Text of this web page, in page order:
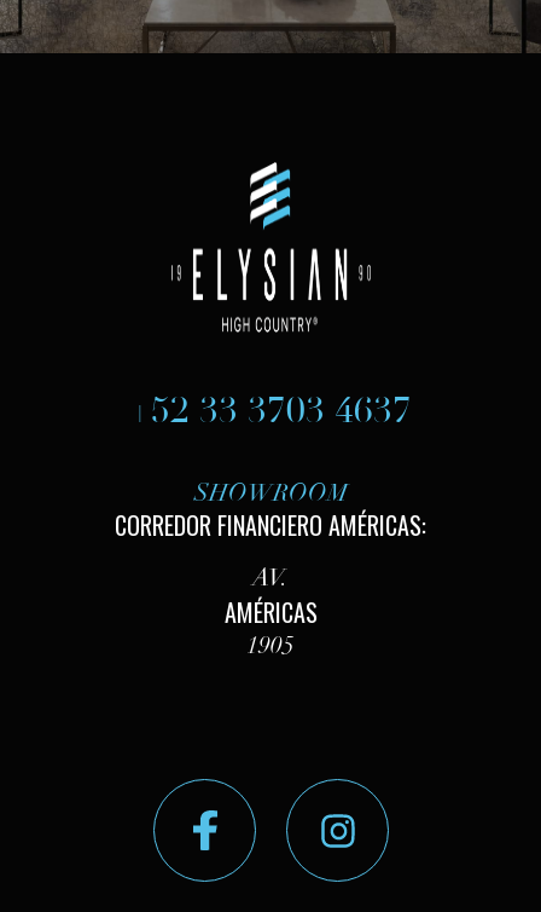
+52 33 3703 4637
SHOWROOM
CORREDOR FINANCIERO AMÉRICAS:
AV.
AMÉRICAS
1905